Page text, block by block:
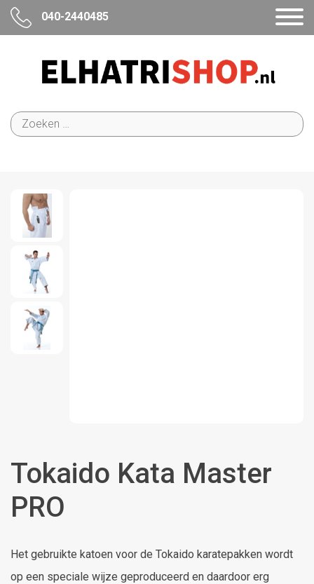
040-2440485
Zoeken
naar:
Tokaido Kata Master
PRO
Het gebruikte katoen voor de Tokaido karatepakken wordt
op een speciale wijze geproduceerd en daardoor erg